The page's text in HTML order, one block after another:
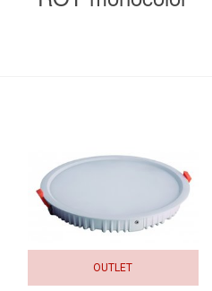
OUTLET